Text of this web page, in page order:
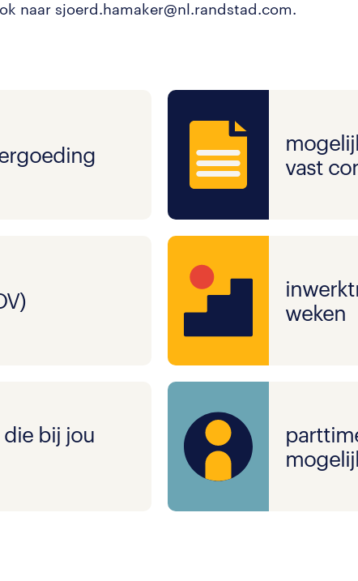
naar sjoerd.hamaker@nl.randstad.com.
vast
weken
bij jou